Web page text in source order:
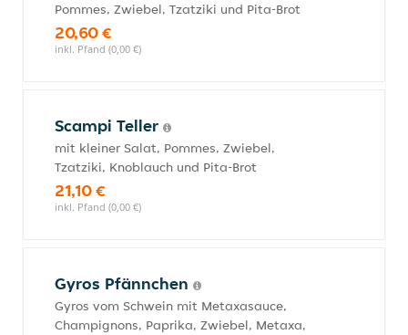
Pommes, Zwiebel, Tzatziki und Pita-Brot
20,60 €
inkl. Pfand (0,00 €)
Scampi Teller
mit kleiner Salat, Pommes, Zwiebel,
Tzatziki, Knoblauch und Pita-Brot
21,10 €
inkl. Pfand (0,00 €)
Gyros Pfännchen
Gyros vom Schwein mit Metaxasauce,
Champignons, Paprika, Zwiebel, Metaxa,